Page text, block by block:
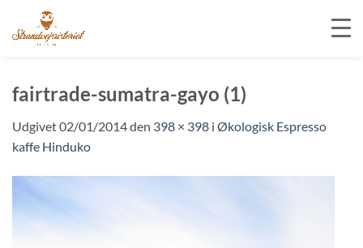
indhold
fairtrade-sumatra-gayo (1)
Udgivet02/01/2014den 398 × 398 i Økologisk Espresso
kaffe Hinduko